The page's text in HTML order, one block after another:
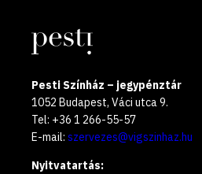
Pesti Színház – jegypénztár
1052 Budapest, Váci utca 9.
Tel: +36 1 266-55-57
E-mail: szervezes@vigszinhaz.hu
Nyitvatartás: